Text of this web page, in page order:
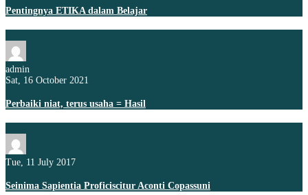
Pentingnya ETIKA dalam Belajar
admin
Sat, 16 October 2021
Perbaiki niat, terus usaha = Hasil
Tue, 11 July 2017
Seinima Sapientia Proficiscitur Aconti Copassuni